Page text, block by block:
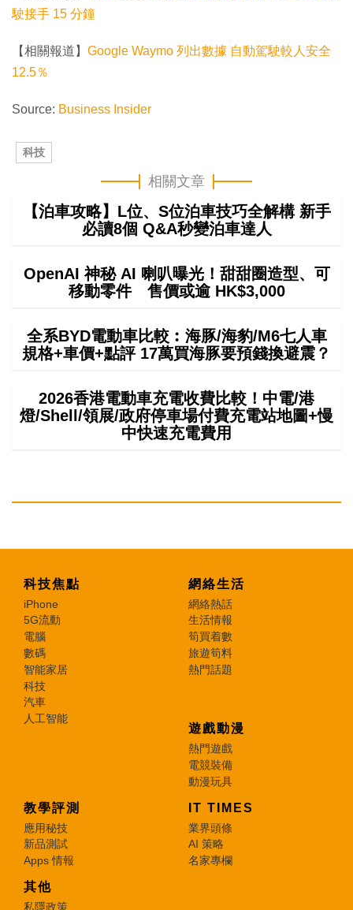
駛接手 15 分鐘
【相關報道】 Google Waymo 列出數據 自動駕駛較人安全
12.5％
Source: Business Insider
科技
相關文章
【泊車攻略】L位、S位泊車技巧全解構 新手
必讀8個 Q&A秒變泊車達人
OpenAI 神秘 AI 喇叭曝光！甜甜圈造型、可
移動零件 售價或逾 HK$3,000
全系BYD電動車比較︰海豚/海豹/M6七人車
規格+車價+點評 17萬買海豚要預錢換避震？
2026香港電動車充電收費比較！中電/港
燈/Shell/領展/政府停車場付費充電站地圖+慢
中快速充電費用
科技焦點
iPhone
5G流動
電腦
數碼
智能家居
科技
汽車
人工智能
網絡生活
網絡熱話
生活情報
筍買着數
旅遊筍料
熱門話題
遊戲動漫
熱門遊戲
電競裝備
動漫玩具
教學評測
應用秘技
新品測試
Apps 情報
IT TIMES
業界頭條
AI 策略
名家專欄
其他
私隱政策